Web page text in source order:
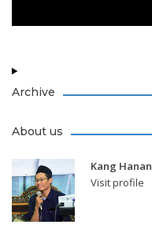
Archive
About us
Kang Hanan
Visit profile